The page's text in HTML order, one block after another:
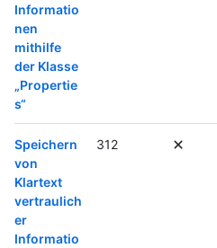
Informatio
nen
mithilfe
der Klasse
„Propertie
s“
Speichern
von
Klartext
vertraulich
er
Informatio
312